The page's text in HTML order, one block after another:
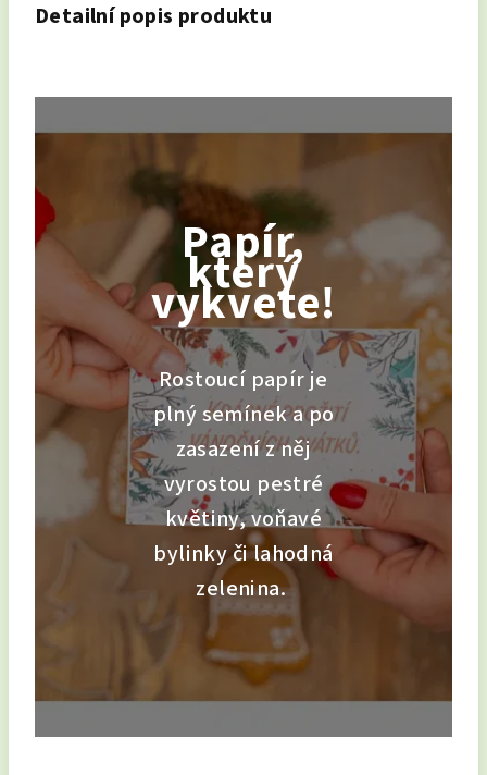
Detailní popis produktu
Papír,
který
vykvete!
Rostoucí papír je
plný semínek a po
zasazení z něj
vyrostou pestré
květiny, voňavé
bylinky či lahodná
zelenina.